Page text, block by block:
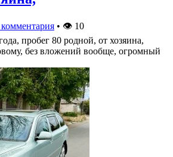
• 👁 10
пробег 80 родной, от хозяина,
без вложений вообще, огромный